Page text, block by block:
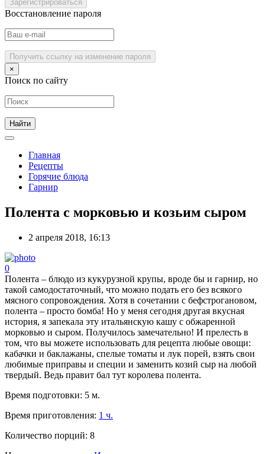
Зарегистрироваться
Восстановление пароля
Получить ссылку на изменение пароля
×
Поиск по сайту
Главная
Рецепты
Горячие блюда
Гарнир
Полента с морковью и козьим сыром
2 апреля 2018, 16:13
0
Полента – блюдо из кукурузной крупы, вроде бы и гарнир, но
такой самодостаточный, что можно подать его без всякого
мясного сопровождения. Хотя в сочетании с бефстрогановом,
полента – просто бомба! Но у меня сегодня другая вкусная
история, я запекала эту итальянскую кашу с обжаренной
морковью и сыром. Получилось замечательно! И прелесть в
том, что вы можете использовать для рецепта любые овощи:
кабачки и баклажаны, спелые томаты и лук порей, взять свои
любимые приправы и специи и заменить козий сыр на любой
твердый. Ведь правит бал тут королева полента.
Время подготовки: 5 м.
Время приготовления: 1 ч.
Количество порций: 8